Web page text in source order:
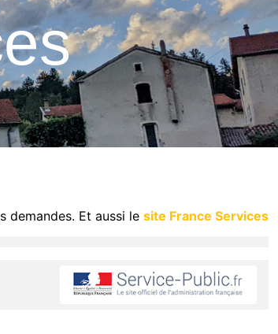
demandes. Et aussi le site France Services